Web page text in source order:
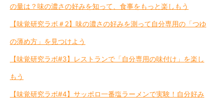
の量は？味の濃さの好みを知って、食事をもっと楽しもう
【味覚研究ラボ＃2】味の濃さの好みを測って自分専用の「つゆ
の薄め方」を見つけよう
【味覚研究ラボ#3】レストランで「自分専用の味付け」を楽し
もう
【味覚研究ラボ#4】サッポロ一番塩ラーメンで実験！自分好み